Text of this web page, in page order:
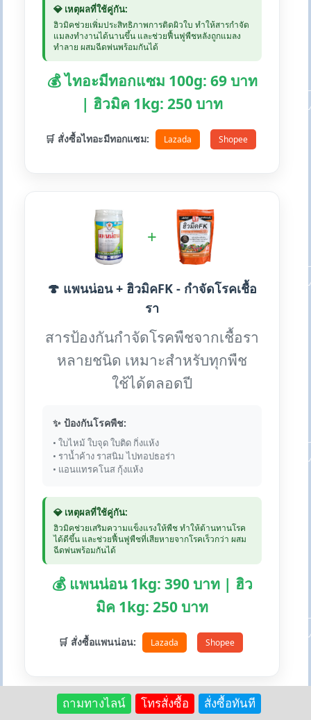
💎 เหตุผลที่ใช้คู่กัน:
ฮิวมิคช่วยเพิ่มประสิทธิภาพการติดผิวใบ ทำให้สารกำจัด
แมลงทำงานได้นานขึ้น และช่วยฟื้นฟูพืชหลังถูกแมลง
ทำลาย ผสมฉีดพ่นพร้อมกันได้
💰 ไทอะมีทอกแซม 100g: 69 บาท
| ฮิวมิค 1kg: 250 บาท
🛒 สั่งซื้อไทอะมีทอกแซม: Lazada Shopee
+
🍄 แพนน่อน + ฮิวมิคFK - กำจัดโรคเชื้อ
รา
สารป้องกันกำจัดโรคพืชจากเชื้อรา
หลายชนิด เหมาะสำหรับทุกพืช
ใช้ได้ตลอดปี
✨ ป้องกันโรคพืช:
• ใบไหม้ ใบจุด ใบติด กิ่งแห้ง
• ราน้ำค้าง ราสนิม ไปทอปธอร่า
• แอนแทรคโนส กุ้งแห้ง
💎 เหตุผลที่ใช้คู่กัน:
ฮิวมิคช่วยเสริมความแข็งแรงให้พืช ทำให้ต้านทานโรค
ได้ดีขึ้น และช่วยฟื้นฟูพืชที่เสียหายจากโรคเร็วกว่า ผสม
ฉีดพ่นพร้อมกันได้
💰 แพนน่อน 1kg: 390 บาท | ฮิว
มิค 1kg: 250 บาท
🛒 สั่งซื้อแพนน่อน: Lazada Shopee
ถามทางไลน์ โทรสั่งซื้อ สั่งซื้อทันที